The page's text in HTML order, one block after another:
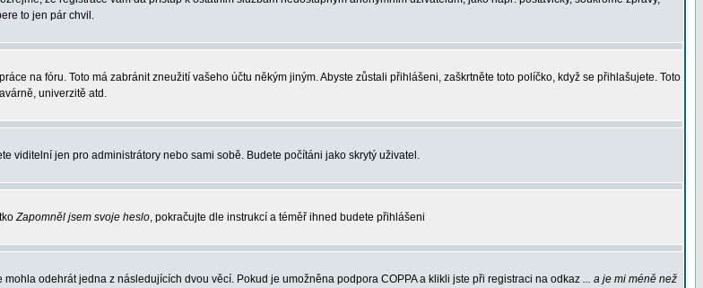
to jen pár chvil.
na fóru. Toto má zabránit zneužití vašeho účtu někým jiným. Abyste zůstali přihlášeni, zaškrtněte toto políčko, když se přihlašujete. Toto
univerzitě atd.
viditelní jen pro administrátory nebo sami sobě. Budete počítáni jako skrytý uživatel.
Zapomněl jsem svoje heslo, pokračujte dle instrukcí a téměř ihned budete přihlášeni
odehrát jedna z následujících dvou věcí. Pokud je umožněna podpora COPPA a klikli jste při registraci na odkaz ... a je mi méně než